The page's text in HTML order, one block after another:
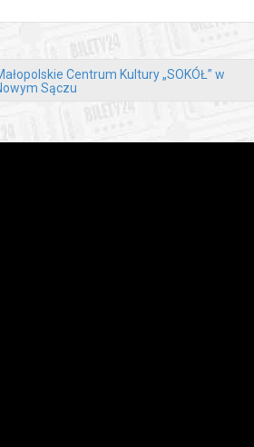
Centrum Kultury „SOKÓŁ” w
Sączu